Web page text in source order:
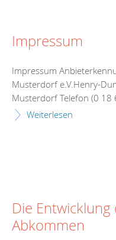
Impressum
Impressum
Musterdorf e.V.Henry-
Musterdorf Telefon (0 18
Weiterlesen
Die
Abkommen